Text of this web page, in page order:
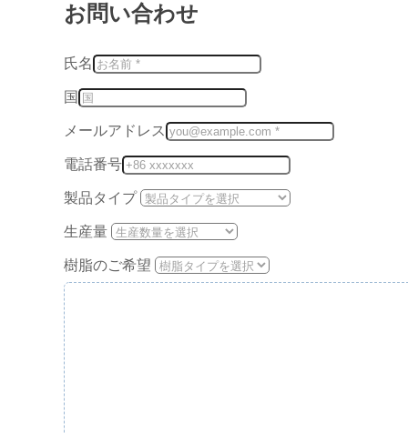
お問い合わせ
氏名
国
メールアドレス
電話番号
製品タイプ
生産量
樹脂のご希望